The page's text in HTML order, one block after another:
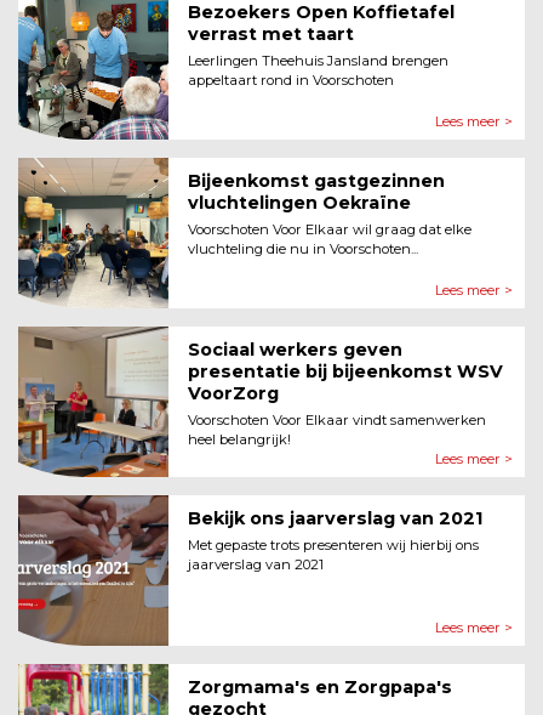
Bezoekers Open Koffietafel
verrast met taart
Leerlingen Theehuis Jansland brengen
appeltaart rond in Voorschoten
Lees meer >
Bijeenkomst gastgezinnen
vluchtelingen Oekraïne
Voorschoten Voor Elkaar wil graag dat elke
vluchteling die nu in Voorschoten...
Lees meer >
Sociaal werkers geven
presentatie bij bijeenkomst WSV
VoorZorg
Voorschoten Voor Elkaar vindt samenwerken
heel belangrijk!
Lees meer >
Bekijk ons jaarverslag van 2021
Met gepaste trots presenteren wij hierbij ons
jaarverslag van 2021
Lees meer >
Zorgmama's en Zorgpapa's
gezocht